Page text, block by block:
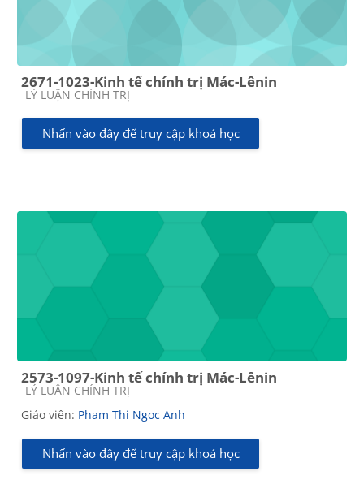
2671-1023-Kinh tế chính trị Mác-Lênin
Các loại khóa học
LÝ LUẬN CHÍNH TRỊ
Nhấn vào đây để truy cập khoá học
2573-1097-Kinh tế chính trị Mác-Lênin
Các loại khóa học
LÝ LUẬN CHÍNH TRỊ
Giáo viên: Pham Thi Ngoc Anh
Nhấn vào đây để truy cập khoá học